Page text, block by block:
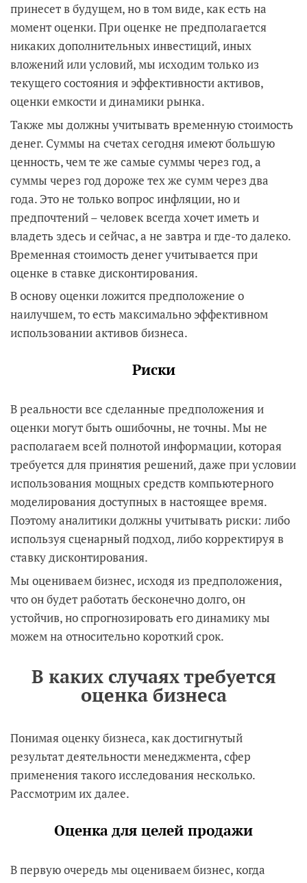
принесет в будущем, но в том виде, как есть на
момент оценки. При оценке не предполагается
никаких дополнительных инвестиций, иных
вложений или условий, мы исходим только из
текущего состояния и эффективности активов,
оценки емкости и динамики рынка.
Также мы должны учитывать временную стоимость
денег. Суммы на счетах сегодня имеют большую
ценность, чем те же самые суммы через год, а
суммы через год дороже тех же сумм через два
года. Это не только вопрос инфляции, но и
предпочтений – человек всегда хочет иметь и
владеть здесь и сейчас, а не завтра и где-то далеко.
Временная стоимость денег учитывается при
оценке в ставке дисконтирования.
В основу оценки ложится предположение о
наилучшем, то есть максимально эффективном
использовании активов бизнеса.
Риски
В реальности все сделанные предположения и
оценки могут быть ошибочны, не точны. Мы не
располагаем всей полнотой информации, которая
требуется для принятия решений, даже при условии
использования мощных средств компьютерного
моделирования доступных в настоящее время.
Поэтому аналитики должны учитывать риски: либо
используя сценарный подход, либо корректируя в
ставку дисконтирования.
Мы оцениваем бизнес, исходя из предположения,
что он будет работать бесконечно долго, он
устойчив, но спрогнозировать его динамику мы
можем на относительно короткий срок.
В каких случаях требуется
оценка бизнеса
Понимая оценку бизнеса, как достигнутый
результат деятельности менеджмента, сфер
применения такого исследования несколько.
Рассмотрим их далее.
Оценка для целей продажи
В первую очередь мы оцениваем бизнес, когда